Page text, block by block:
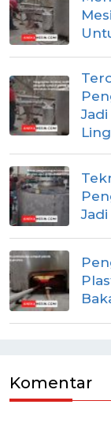
Komentar